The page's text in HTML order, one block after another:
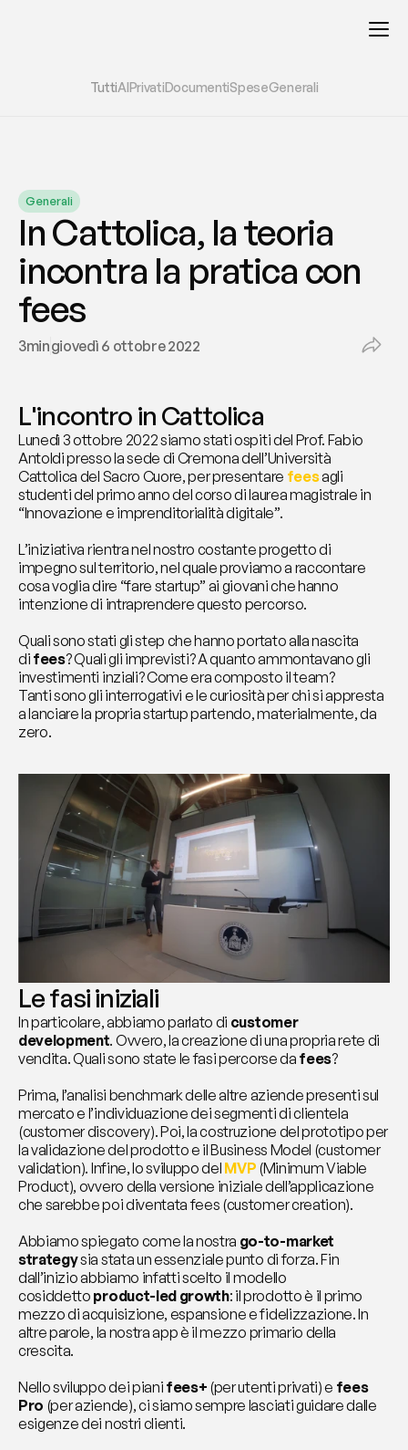
TuttiAIPrivatiDocumentiSpeseGenerali
Generali
In Cattolica, la teoria
incontra la pratica con
fees
3mingiovedì 6 ottobre 2022
L'incontro in Cattolica
Lunedì 3 ottobre 2022 siamo stati ospiti del Prof. Fabio
Antoldi presso la sede di Cremona dell’Università
Cattolica del Sacro Cuore, per presentare feesagli
studenti del primo anno del corso di laurea magistrale in
“Innovazione e imprenditorialità digitale”.
L’iniziativa rientra nel nostro costante progetto di
impegno sul territorio, nel quale proviamo a raccontare
cosa voglia dire “fare startup” ai giovani che hanno
intenzione di intraprendere questo percorso.
Quali sono stati gli step che hanno portato alla nascita
di fees? Quali gli imprevisti? A quanto ammontavano gli
investimenti inziali? Come era composto il team?
Tanti sono gli interrogativi e le curiosità per chi si appresta
a lanciare la propria startup partendo, materialmente, da
zero.
Le fasi iniziali
In particolare, abbiamo parlato di customer
development. Ovvero, la creazione di una propria rete di
vendita. Quali sono state le fasi percorse da fees?
Prima, l’analisi benchmark delle altre aziende presenti sul
mercato e l’individuazione dei segmenti di clientela
(customer discovery). Poi, la costruzione del prototipo per
la validazione del prodotto e il Business Model (customer
validation). Infine, lo sviluppo del MVP (Minimum Viable
Product), ovvero della versione iniziale dell’applicazione
che sarebbe poi diventata fees (customer creation).
Abbiamo spiegato come la nostra go-to-market
strategy sia stata un essenziale punto di forza. Fin
dall’inizio abbiamo infatti scelto il modello
cosiddetto product-led growth: il prodotto è il primo
mezzo di acquisizione, espansione e fidelizzazione. In
altre parole, la nostra app è il mezzo primario della
crescita.
Nello sviluppo dei piani fees+ (per utenti privati) e fees
Pro (per aziende), ci siamo sempre lasciati guidare dalle
esigenze dei nostri clienti.